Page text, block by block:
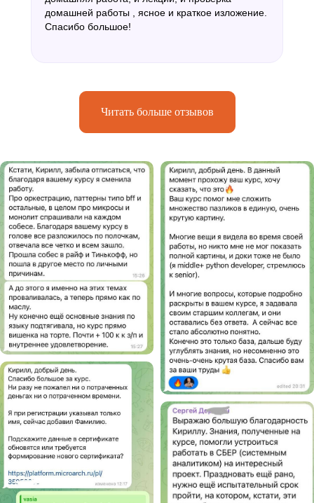
домашней работы , ясное и краткое изложение.
Спасибо большое!
Читать больше отзывов